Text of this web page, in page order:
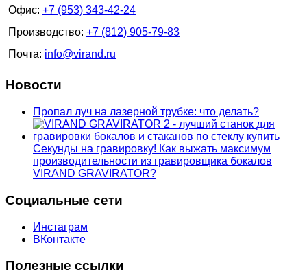
Офис: +7 (953) 343-42-24
Производство: +7 (812) 905-79-83
Почта: info@virand.ru
Новости
Пропал луч на лазерной трубке: что делать?
Секунды на гравировку! Как выжать максимум
производительности из гравировщика бокалов
VIRAND GRAVIRATOR?
Социальные сети
Инстаграм
ВКонтакте
Полезные ссылки